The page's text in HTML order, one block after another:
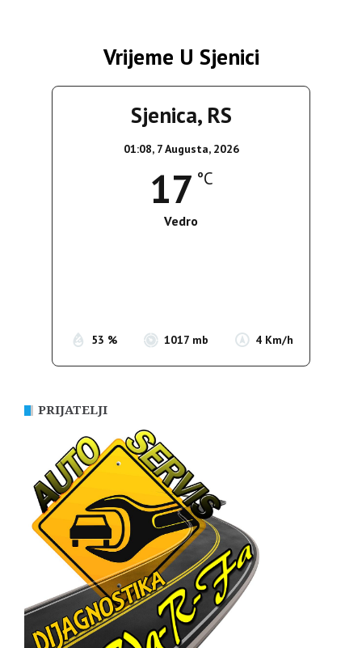
Vrijeme U Sjenici
Sjenica, RS
01:08, 7 Augusta, 2026
17 °C
Vedro
53 % 1017 mb 4 Km/h
PRIJATELJI